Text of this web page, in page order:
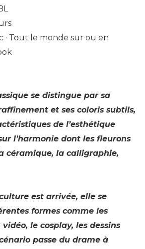
le monde sur ou en
se distingue par sa
et ses coloris subtils,
de l’esthétique
l’harmonie dont les fleurons
céramique, la calligraphie,
est arrivée, elle se
formes comme les
le cosplay, les dessins
passe du drame à